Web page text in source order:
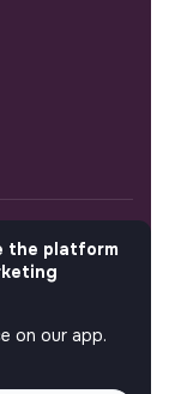
the platform
on our app.